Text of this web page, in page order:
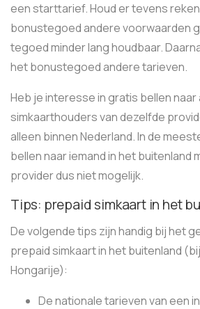
een starttarief. Houd er tevens
bonustegoed andere voorwaarden
tegoed minder lang houdbaar.
het bonustegoed andere tarieven.
Heb je interesse in gratis bellen naar
simkaarthouders van dezelfde
alleen binnen Nederland. In de
bellen naar iemand in het buitenland
provider dus niet mogelijk.
Tips: prepaid simkaart in het
De volgende tips zijn handig bij het
prepaid simkaart in het buitenland
Hongarije):
De nationale tarieven van een